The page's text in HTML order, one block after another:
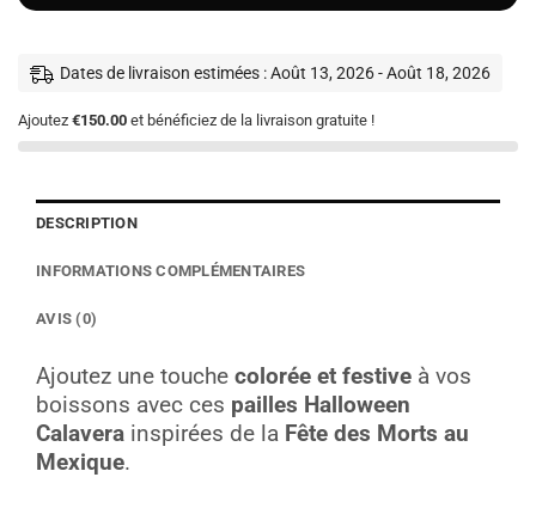
Dates de livraison estimées : Août 13, 2026 - Août 18, 2026
Ajoutez €150.00 et bénéficiez de la livraison gratuite !
DESCRIPTION
INFORMATIONS COMPLÉMENTAIRES
AVIS (0)
Ajoutez une touche colorée et festive à vos
boissons avec ces pailles Halloween
Calavera inspirées de la Fête des Morts au
Mexique.